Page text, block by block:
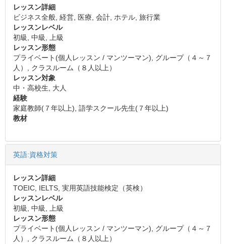
レッスン詳細
ビジネス全般, 経営, 医療, 会計, ホテル, 旅行業
レッスンレベル
初級, 中級, 上級
レッスン形態
プライベート(個人レッスン / マンツーマン), グループ（４～７
人）, クラスルーム（８人以上）
レッスン対象
中・高校生, 大人
経験
家庭教師(７年以上), 語学スクール先生(７年以上)
教材
英語:資格対策
レッスン詳細
TOEIC, IELTS, 実用英語技能検定（英検）
レッスンレベル
初級, 中級, 上級
レッスン形態
プライベート(個人レッスン / マンツーマン), グループ（４～７
人）, クラスルーム（８人以上）